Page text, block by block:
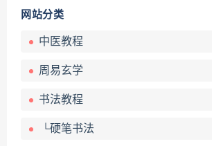
网站分类
中医教程
周易玄学
书法教程
└硬笔书法